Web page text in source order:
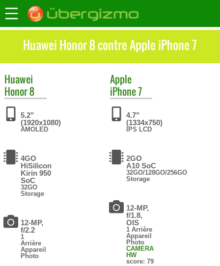
Huawei Honor 8 contre Apple iPhone 7
Huawei
Honor 8
5.2"
(1920x1080)
AMOLED
4GO
HiSilicon
Kirin 950
SoC
32GO
Storage
12-MP,
f/2.2
1
Arrière
Appareil
Photo
Apple
iPhone 7
4.7"
(1334x750)
IPS LCD
2GO
A10 SoC
32GO/128GO/256GO
Storage
12-MP,
f/1.8,
OIS
1 Arrière
Appareil
Photo
CAMERA
HW
score: 79